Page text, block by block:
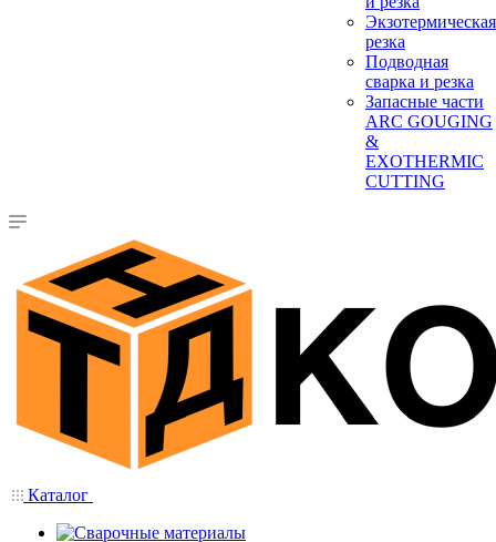
Экзотермическая
резка
Подводная
сварка и резка
Запасные части
ARC GOUGING
&
EXOTHERMIC
CUTTING
Каталог